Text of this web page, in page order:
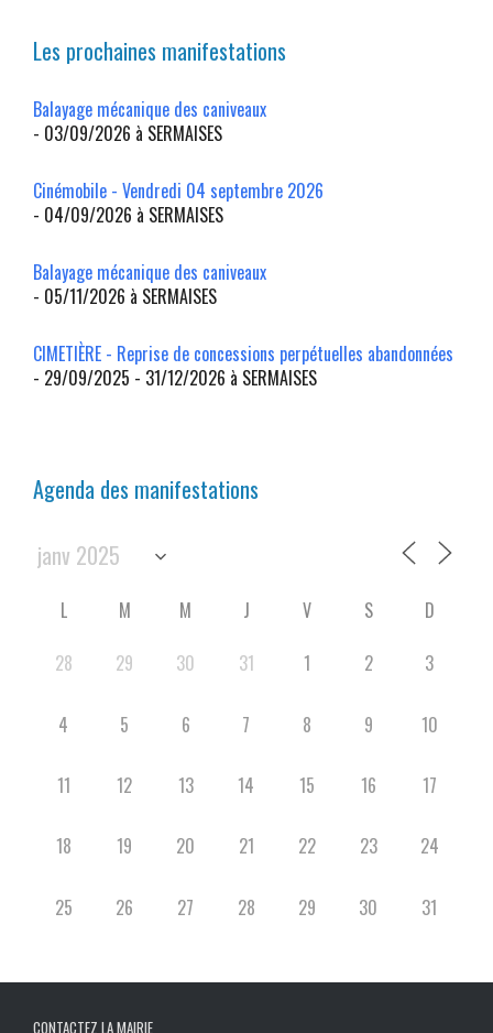
Les prochaines manifestations
Balayage mécanique des caniveaux
- 03/09/2026 à SERMAISES
Cinémobile - Vendredi 04 septembre 2026
- 04/09/2026 à SERMAISES
Balayage mécanique des caniveaux
- 05/11/2026 à SERMAISES
CIMETIÈRE - Reprise de concessions perpétuelles abandonnées
- 29/09/2025 - 31/12/2026 à SERMAISES
Agenda des manifestations
L M M J V S
D
28
29 30 31 1 2 3
4 5 6 7 8 9 10
11 12 13 14 15 16 17
18 19 20 21 22 23 24
25 26 27 28 29 30 31
CONTACTEZ LA MAIRIE